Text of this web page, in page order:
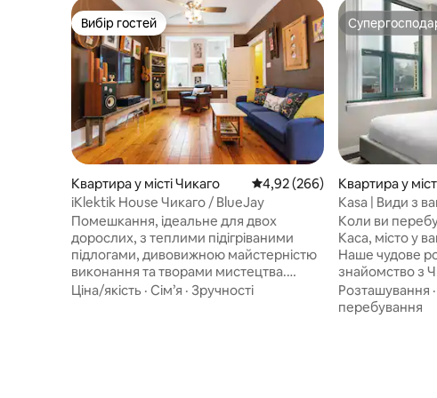
Вибір гостей
Вибір гостей
Квартира у місті Чикаго Середня оцінка: 4,92 з 5,
4,92 (266)
iKlektik House Чикаго / BlueJay
Помешкання, ідеальне для двох
дорослих, з теплими підігріваними
підлогами, дивовижною майстерністю
виконання та творами мистецтва.
Вбудоване ліжко розміру «king size»,
Ціна/якість · Сім’я · Зручності
Квартира у
Kasa | Види з
балкона |
Коли ви
Каса, місто у
Наше чудове
знайомство з
північ від
декількох
Розташування ·
перебування